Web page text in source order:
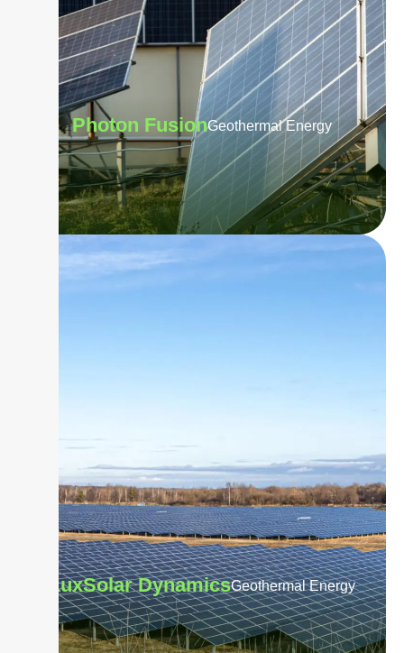
Photon FusionGeothermal Energy
LuxSolar DynamicsGeothermal Energy